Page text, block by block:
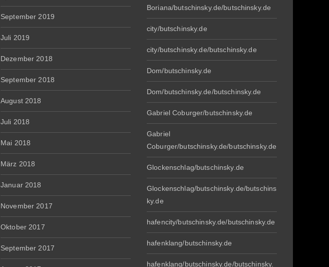
September 2019
Juli 2019
Dezember 2018
September 2018
August 2018
Juli 2018
Mai 2018
März 2018
Januar 2018
November 2017
Oktober 2017
September 2017
Boriana/butschinsky.de/butschinsky.de
city/butschinsky.de
city/butschinsky.de/butschinsky.de
Dom/butschinsky.de
Dom/butschinsky.de/butschinsky.de
Gabriel Coburger/butschinsky.de
Gabriel
Coburger/butschinsky.de/butschinsky.de
Glockenschlag/butschinsky.de
Glockenschlag/butschinsky.de/butschins
ky.de
hafencity/butschinsky.de/butschinsky.de
hafenklang/butschinsky.de
hafenklang/butschinsky.de/butschinsky.